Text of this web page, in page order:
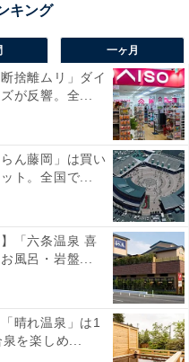
軍需工場が並び、戦後
年開業の「モリタウン」
昭島 昭和の森（2021年
）」エリアで大幅な再開
在では数多くのショッピ
施設が並ぶ、青梅線沿い
ウンとなっています。
一ヶ月
捨離ムリ」ダイ
が反響。全...
ん藤岡」は買い
ト。全国で...
「六条温泉 喜
風呂・岩盤...
晴れ温泉」は1
を楽しめ...